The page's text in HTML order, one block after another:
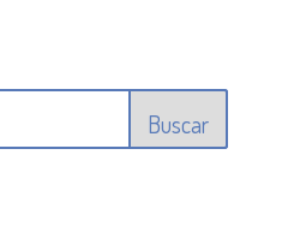
Buscar